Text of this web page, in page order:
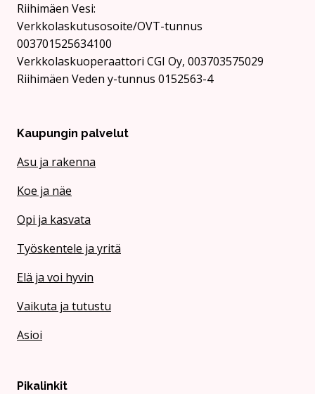
Rii­hi­mäen Vesi:
Verkkolaskutusosoite/OVT-tunnus
003701525634100
Verkkolaskuoperaattori CGI Oy, 003703575029
Riihimäen Veden y-tunnus 0152563-4
Kaupungin palvelut
Asu ja rakenna
Koe ja näe
Opi ja kasvata
Työskentele ja yritä
Elä ja voi hyvin
Vaikuta ja tutustu
Asioi
Pikalinkit